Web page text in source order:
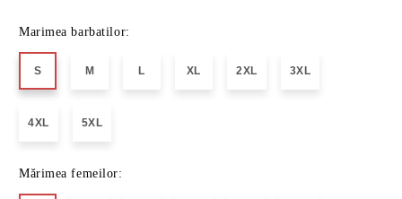
Marimea barbatilor:
S M L XL 2XL 3XL
4XL 5XL
Mărimea femeilor: